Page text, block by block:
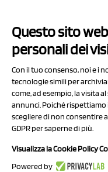
Capitale
Questo sito
personali dei
Con il tuo consenso, noi e i
tecnologie simili per
come, ad esempio, la visita
annunci. Poiché
scegliere di non consentire
GDPR per saperne di più.
Visualizza la Cookie Policy
Powered by